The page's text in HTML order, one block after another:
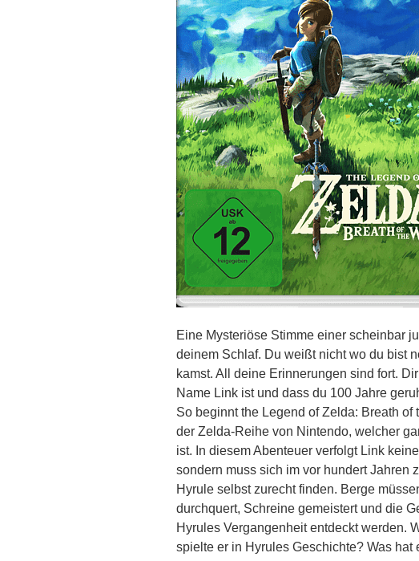
Eine Mysteriöse Stimme einer scheinbar
deinem Schlaf. Du weißt nicht wo du bist
kamst. All deine Erinnerungen sind fort.
Name Link ist und dass du 100 Jahre
So beginnt the Legend of Zelda: Breath of
der Zelda-Reihe von Nintendo, welcher
ist. In diesem Abenteuer verfolgt Link
sondern muss sich im vor hundert Jahren
Hyrule selbst zurecht finden. Berge
durchquert, Schreine gemeistert und die
Hyrules Vergangenheit entdeckt werden.
spielte er in Hyrules Geschichte? Was hat